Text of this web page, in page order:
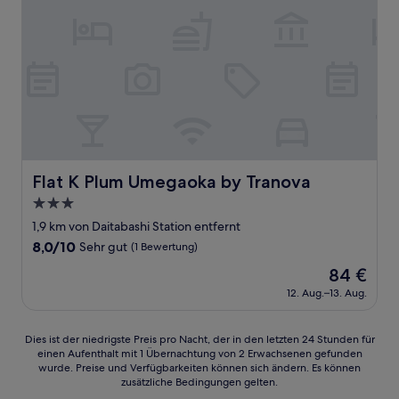
Flat K Plum Umegaoka by Tranova
Flat K Plum Umegaoka by Tranova
3.0-
Sterne-
Unterkunft
1,9 km von Daitabashi Station entfernt
8.0
Bewertung)
8,0/10 Sehr gut (1 Bewertung)
Der
Preis
beträgt
84 €
12. Aug.–13. Aug.
Dies
der
Dies ist der niedrigste Preis pro Nacht, der in den letzten 24 Stunden für
einen Aufenthalt mit 1 Übernachtung von 2 Erwachsenen gefunden
wurde. Preise und Verfügbarkeiten können sich ändern. Es können
zusätzliche Bedingungen gelten.